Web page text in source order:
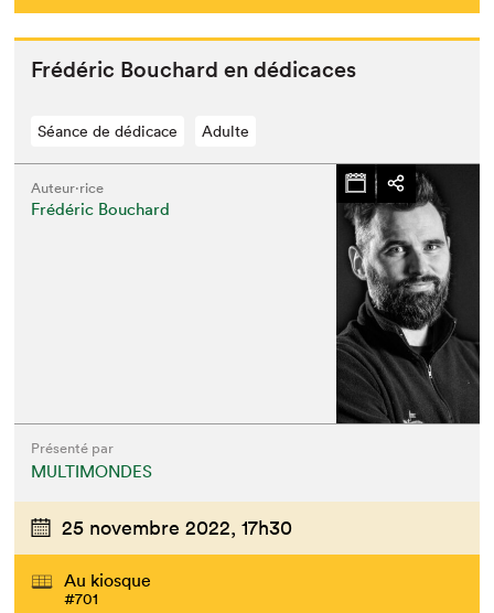
Frédéric Bouchard en dédicaces
Séance de dédicace Adulte
Auteur·rice
Frédéric Bouchard
Présenté par
MULTIMONDES
25 novembre 2022, 17h30
Au kiosque
#701